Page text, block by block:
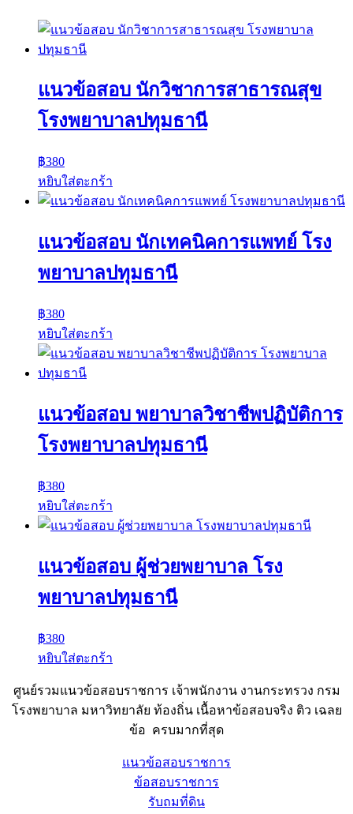
แนวข้อสอบ นักวิชาการสาธารณสุข
โรงพยาบาลปทุมธานี
฿380
หยิบใส่ตะกร้า
แนวข้อสอบ นักเทคนิคการแพทย์ โรง
พยาบาลปทุมธานี
฿380
หยิบใส่ตะกร้า
แนวข้อสอบ พยาบาลวิชาชีพปฏิบัติการ
โรงพยาบาลปทุมธานี
฿380
หยิบใส่ตะกร้า
แนวข้อสอบ ผู้ช่วยพยาบาล โรง
พยาบาลปทุมธานี
฿380
หยิบใส่ตะกร้า
ศูนย์รวมแนวข้อสอบราชการ เจ้าพนักงาน งานกระทรวง กรม
โรงพยาบาล มหาวิทยาลัย ท้องถิ่น เนื้อหาข้อสอบจริง ติว เฉลย
ข้อ ครบมากที่สุด
แนวข้อสอบราชการ
ข้อสอบราชการ
รับถมที่ดิน